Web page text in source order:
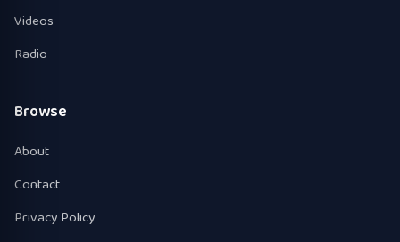
Videos
Radio
Browse
About
Contact
Privacy Policy